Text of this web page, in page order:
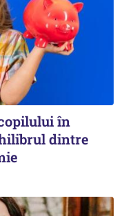
în
dintre